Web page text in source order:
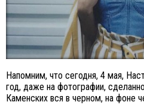
Напомним, что сегодня, 4 мая,
год, даже на фотографии,
Каменских вся в черном, на фоне